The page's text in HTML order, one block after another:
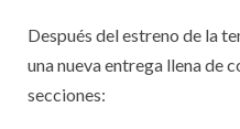
Después del estreno de la
una nueva entrega llena de
secciones: